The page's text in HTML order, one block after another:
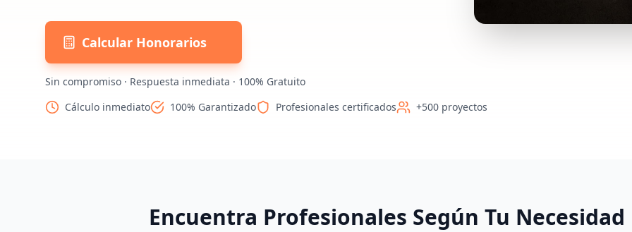
Calcular Honorarios
Sin compromiso · Respuesta inmediata · 100% Gratuito
Cálculo inmediato
100% Garantizado Profesionales certificados +500 proyectos
Encuentra Profesionales Según Tu Necesidad